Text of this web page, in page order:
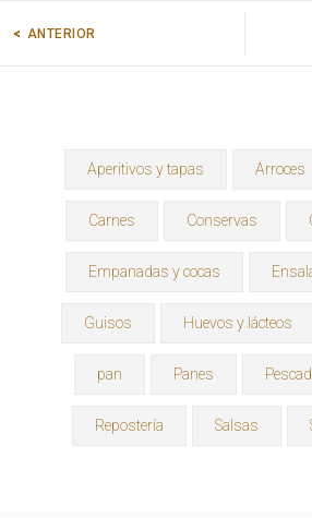
ANTERIOR
Aperitivos y tapas Arroces
Carnes Conservas
Empanadas y cocas
Guisos Huevos y lácteos
pan Panes
Repostería Salsas